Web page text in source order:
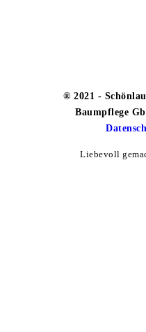
® 2021 -
Baumpflege
Liebevoll